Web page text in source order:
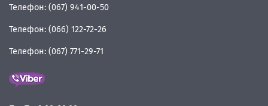
Телефон: (067) 941-00-50
Телефон: (066) 122-72-26
Телефон: (067) 771-29-71